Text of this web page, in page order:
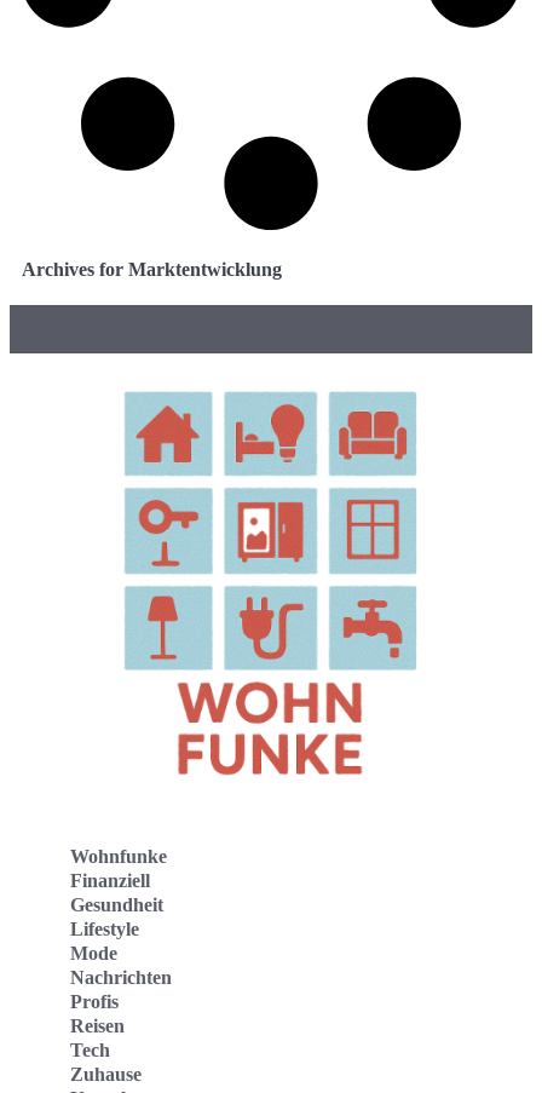
Archives for Marktentwicklung
Wohnfunke
Finanziell
Gesundheit
Lifestyle
Mode
Nachrichten
Profis
Reisen
Tech
Zuhause